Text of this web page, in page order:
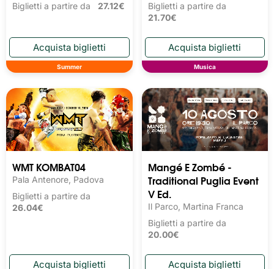
Biglietti a partire da 27.12€
Summer
Biglietti a partire da
21.70€
Musica
WMT KOMBAT04
Pala Antenore, Padova
Biglietti a partire da
26.04€
Mangé E Zombé -
Traditional Puglia Event
V Ed.
Il Parco, Martina Franca
Biglietti a partire da
20.00€